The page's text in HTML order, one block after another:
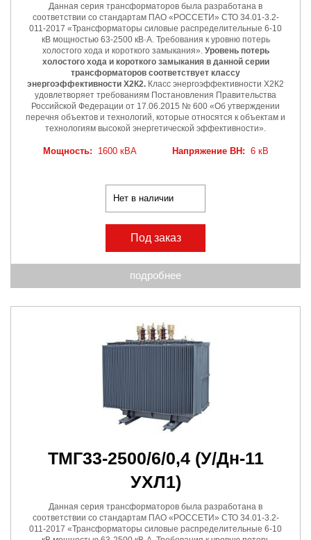
Данная серия трансформаторов была разработана в
соответствии со стандартам ПАО «РОССЕТИ» СТО 34.01-3.2-
011-2017 «Трансформаторы силовые распределительные 6-10
кВ мощностью 63-2500 кВ·А. Требования к уровню потерь
холостого хода и короткого замыкания». Уровень потерь
холостого хода и короткого замыкания в данной серии
трансформаторов соответствует классу
энергоэффективности Х2К2. Класс энергоэффективности Х2К2
удовлетворяет требованиям Постановления Правительства
Российской Федерации от 17.06.2015 № 600 «Об утверждении
перечня объектов и технологий, которые относятся к объектам и
технологиям высокой энергетической эффективности».
Мощность: 1600 кВА Напряжение ВН: 6 кВ
Нет в наличии
Под заказ
подробнее
ТМГ33-2500/6/0,4 (У/Дн-11
УХЛ1)
Данная серия трансформаторов была разработана в
соответствии со стандартам ПАО «РОССЕТИ» СТО 34.01-3.2-
011-2017 «Трансформаторы силовые распределительные 6-10